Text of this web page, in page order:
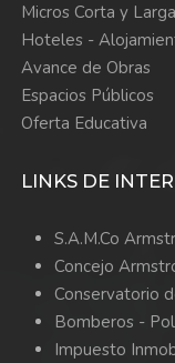
Micros Corta y
Hoteles -
Avance de Obras
Espacios Públicos
Oferta Educativa
LINKS DE
S.A.M.Co
Concejo
Conservatorio
Bomberos -
Impuesto